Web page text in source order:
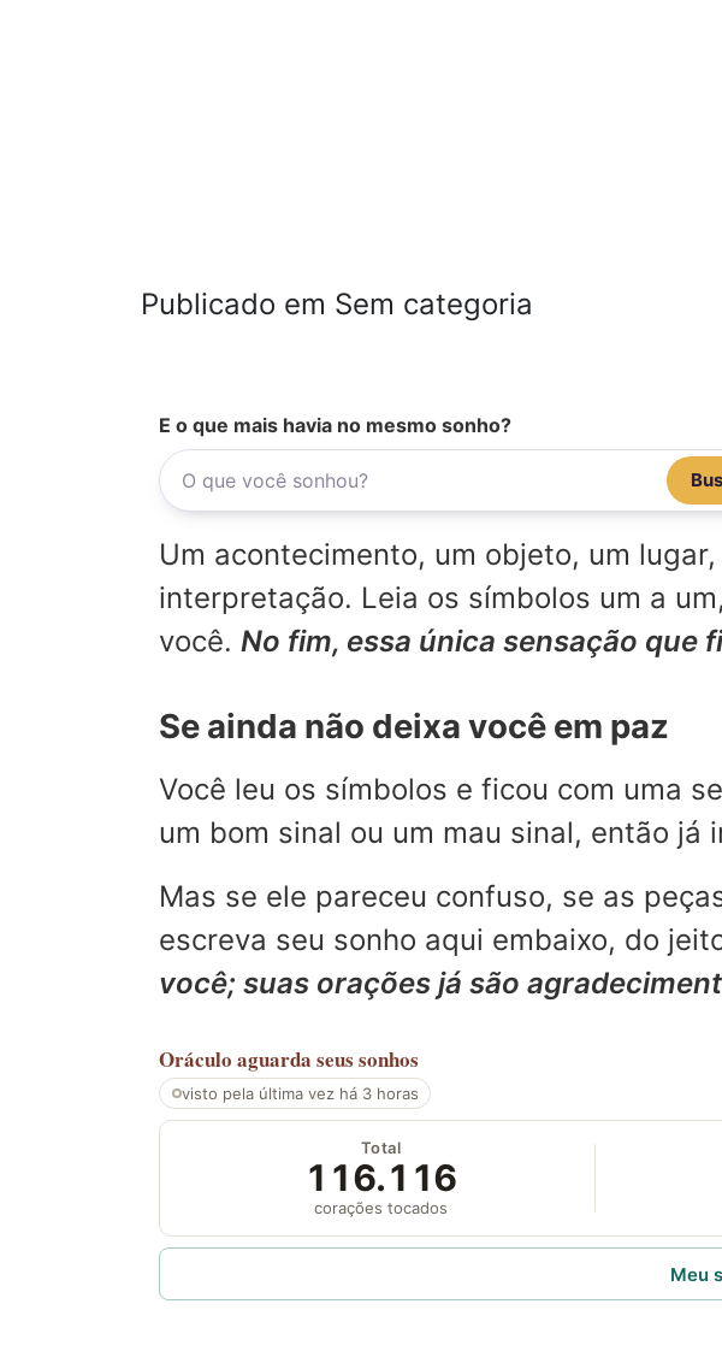
Publicado em Sem categoria
E o que mais havia no mesmo sonho?
Um acontecimento, um objeto, um
interpretação. Leia os símbolos um a
você. No fim, essa única sensação que
Se ainda não deixa você em paz
Você leu os símbolos e ficou com uma
um bom sinal ou um mau sinal, então
Mas se ele pareceu confuso, se as
escreva seu sonho aqui embaixo, do
você; suas orações já são
Oráculo aguarda seus sonhos
visto pela última vez há 3 horas
Total
116.116
corações tocados
Meu